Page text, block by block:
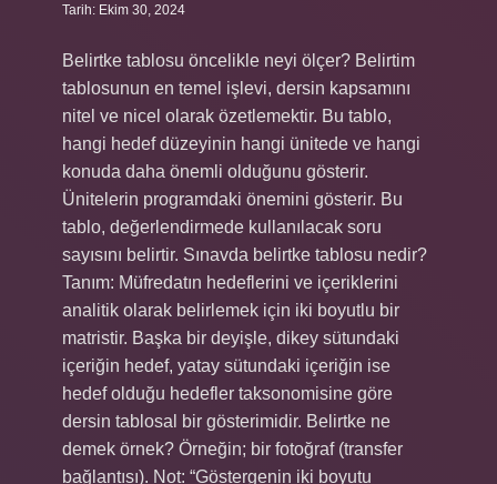
Tarih: Ekim 30, 2024
Belirtke tablosu öncelikle neyi ölçer? Belirtim
tablosunun en temel işlevi, dersin kapsamını
nitel ve nicel olarak özetlemektir. Bu tablo,
hangi hedef düzeyinin hangi ünitede ve hangi
konuda daha önemli olduğunu gösterir.
Ünitelerin programdaki önemini gösterir. Bu
tablo, değerlendirmede kullanılacak soru
sayısını belirtir. Sınavda belirtke tablosu nedir?
Tanım: Müfredatın hedeflerini ve içeriklerini
analitik olarak belirlemek için iki boyutlu bir
matristir. Başka bir deyişle, dikey sütundaki
içeriğin hedef, yatay sütundaki içeriğin ise
hedef olduğu hedefler taksonomisine göre
dersin tablosal bir gösterimidir. Belirtke ne
demek örnek? Örneğin; bir fotoğraf (transfer
bağlantısı). Not: “Göstergenin iki boyutu